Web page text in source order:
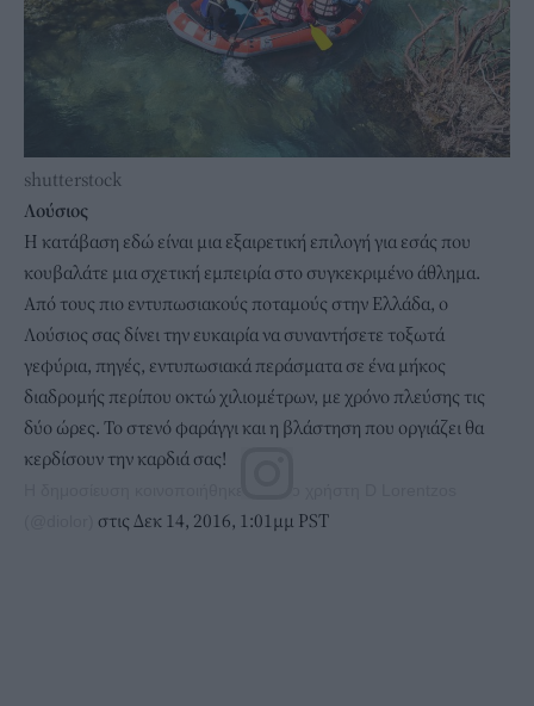
shutterstock
Λούσιος
Η κατάβαση εδώ είναι μια εξαιρετική επιλογή για εσάς που
κουβαλάτε μια σχετική εμπειρία στο συγκεκριμένο άθλημα.
Από τους πιο εντυπωσιακούς ποταμούς στην Ελλάδα, ο
Λούσιος σας δίνει την ευκαιρία να συναντήσετε τοξωτά
γεφύρια, πηγές, εντυπωσιακά περάσματα σε ένα μήκος
διαδρομής περίπου οκτώ χιλιομέτρων, με χρόνο πλεύσης τις
δύο ώρες. Το στενό φαράγγι και η βλάστηση που οργιάζει θα
κερδίσουν την καρδιά σας!
στις Δεκ 14, 2016, 1:01μμ PST